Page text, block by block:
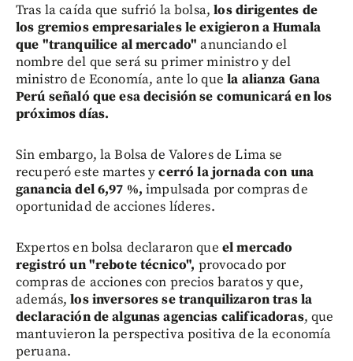
Tras la caída que sufrió la bolsa,los dirigentes de
los gremios empresariales le exigieron a Humala
que "tranquilice al mercado" anunciando el
nombre del que será su primer ministro y del
ministro de Economía, ante lo quela alianza Gana
Perú señaló que esa decisión se comunicará en los
próximos días.
Sin embargo, la Bolsa de Valores de Lima se
recuperó este martes ycerró la jornada con una
ganancia del 6,97 %, impulsada por compras de
oportunidad de acciones líderes.
Expertos en bolsa declararon que el mercado
registró un "rebote técnico", provocado por
compras de acciones con precios baratos y que,
además,los inversores se tranquilizaron tras la
declaración de algunas agencias calificadoras, que
mantuvieron la perspectiva positiva de la economía
peruana.